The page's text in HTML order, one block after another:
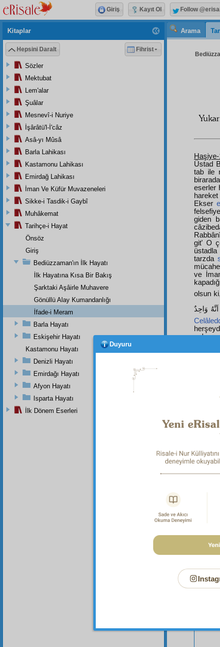
Arama
Üstad
tab ile
eserler
Ekser
giden
git' O
tarzda
ve
olsun
çalışıp,
Zerre,
Kitaplar
Hepsini Daralt Fihrist
Sözler
Mektubat
Lem'alar
Şuâlar
Mesnevî-i Nuriye
İşârâtü'l-İ'câz
Asâ-yı Mûsâ
Barla Lahikası
Kastamonu Lahikası
Emirdağ Lahikası
İman Ve Küfür Muvazeneleri
Sikke-i Tasdik-i Gaybî
Muhâkemat
Tarihçe-i Hayat
Önsöz
Giriş
Bediüzzaman'ın İlk Hayatı
İlk Hayatına Kısa Bir Bakış
Şarktaki Aşâirle Muhavere
Gönüllü Alay Kumandanlığı
İfade-i Meram
Barla Hayatı
Eskişehir Hayatı
Kastamonu Hayatı
Denizli Hayatı
Emirdağı Hayatı
Afyon Hayatı
Isparta Hayatı
İlk Dönem Eserleri
Giriş Kayıt Ol Follow
Duyuru